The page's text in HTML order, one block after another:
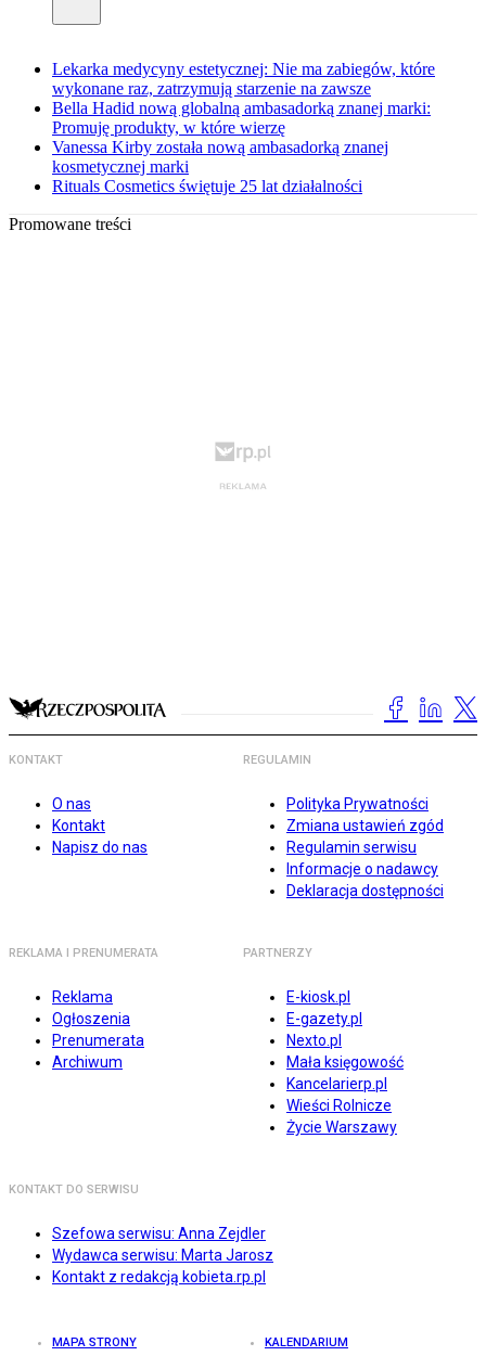
Lekarka medycyny estetycznej: Nie ma zabiegów, które
wykonane raz, zatrzymują starzenie na zawsze
Bella Hadid nową globalną ambasadorką znanej marki:
Promuję produkty, w które wierzę
Vanessa Kirby została nową ambasadorką znanej
kosmetycznej marki
Rituals Cosmetics świętuje 25 lat działalności
Promowane treści
KONTAKT
O nas
Kontakt
Napisz do nas
REGULAMIN
Polityka Prywatności
Zmiana ustawień zgód
Regulamin serwisu
Informacje o nadawcy
Deklaracja dostępności
REKLAMA I PRENUMERATA
Reklama
Ogłoszenia
Prenumerata
Archiwum
PARTNERZY
E-kiosk.pl
E-gazety.pl
Nexto.pl
Mała księgowość
Kancelarierp.pl
Wieści Rolnicze
Życie Warszawy
KONTAKT DO SERWISU
Szefowa serwisu: Anna Zejdler
Wydawca serwisu: Marta Jarosz
Kontakt z redakcją kobieta.rp.pl
MAPA STRONY KALENDARIUM